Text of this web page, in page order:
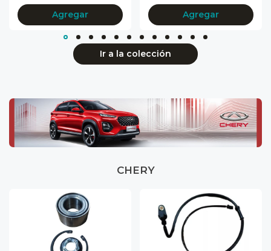
Agregar Agregar
Ir a la colección
CHERY